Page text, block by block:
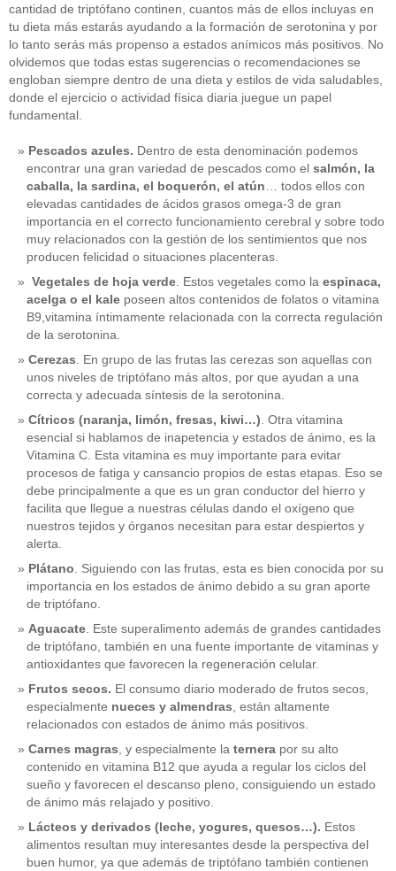
cantidad de triptófano continen, cuantos más de ellos incluyas en
tu dieta más estarás ayudando a la formación de serotonina y por
lo tanto serás más propenso a estados anímicos más positivos. No
olvidemos que todas estas sugerencias o recomendaciones se
engloban siempre dentro de una dieta y estilos de vida saludables,
donde el ejercicio o actividad física diaria juegue un papel
fundamental.
Pescados azules. Dentro de esta denominación podemos
encontrar una gran variedad de pescados como el salmón, la
caballa, la sardina, el boquerón, el atún… todos ellos con
elevadas cantidades de ácidos grasos omega-3 de gran
importancia en el correcto funcionamiento cerebral y sobre todo
muy relacionados con la gestión de los sentimientos que nos
producen felicidad o situaciones placenteras.
Vegetales de hoja verde. Estos vegetales como la espinaca,
acelga o el kale poseen altos contenidos de folatos o vitamina
B9,vitamina íntimamente relacionada con la correcta regulación
de la serotonina.
Cerezas. En grupo de las frutas las cerezas son aquellas con
unos niveles de triptófano más altos, por que ayudan a una
correcta y adecuada síntesis de la serotonina.
Cítricos (naranja, limón, fresas, kiwi…). Otra vitamina
esencial si hablamos de inapetencia y estados de ánimo, es la
Vitamina C. Esta vitamina es muy importante para evitar
procesos de fatiga y cansancio propios de estas etapas. Eso se
debe principalmente a que es un gran conductor del hierro y
facilita que llegue a nuestras células dando el oxígeno que
nuestros tejidos y órganos necesitan para estar despiertos y
alerta.
Plátano. Siguiendo con las frutas, esta es bien conocida por su
importancia en los estados de ánimo debido a su gran aporte
de triptófano.
Aguacate. Este superalimento además de grandes cantidades
de triptófano, también en una fuente importante de vitaminas y
antioxidantes que favorecen la regeneración celular.
Frutos secos. El consumo diario moderado de frutos secos,
especialmente nueces y almendras, están altamente
relacionados con estados de ánimo más positivos.
Carnes magras, y especialmente la ternera por su alto
contenido en vitamina B12 que ayuda a regular los ciclos del
sueño y favorecen el descanso pleno, consiguiendo un estado
de ánimo más relajado y positivo.
Lácteos y derivados (leche, yogures, quesos…). Estos
alimentos resultan muy interesantes desde la perspectiva del
buen humor, ya que además de triptófano también contienen